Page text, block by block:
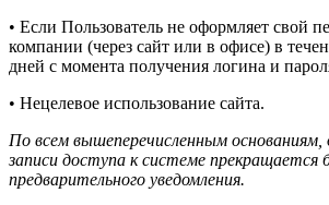
• Если Пользователь не оформляет свой
компании (через сайт или в офисе) в
дней с момента получения логина и
• Нецелевое использование сайта.
По всем вышеперечисленным основаниям,
записи доступа к системе прекращается
предварительного уведомления.